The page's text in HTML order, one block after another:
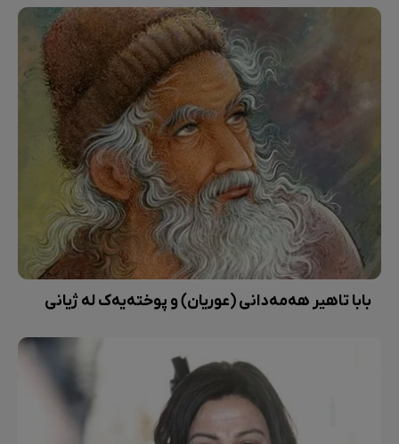
بابا تاهیر هەمەدانی (عوریان) و پوختەیەک لە ژیانی